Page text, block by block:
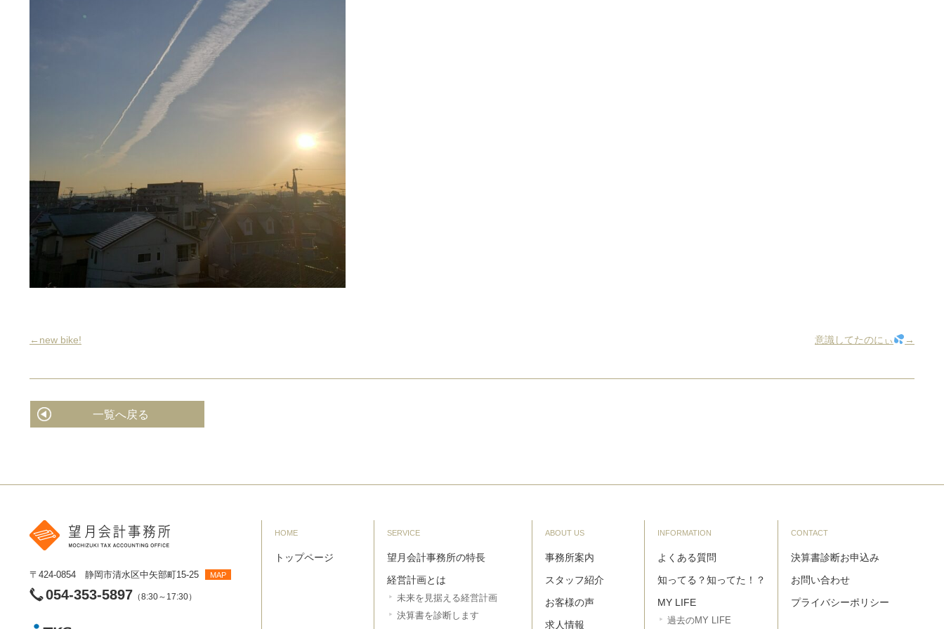
←new bike! 意識してたのにぃ →
一覧へ戻る
HOME
トップページ
SERVICE
望月会計事務所の特長
経営計画とは
未来を見据える経営計画
決算書を診断します
ABOUT US
事務所案内
スタッフ紹介
お客様の声
求人情報
INFORMATION
よくある質問
知ってる？知ってた！？
MY LIFE
過去のMY LIFE
CONTACT
決算書診断お申込み
お問い合わせ
プライバシーポリシー
〒424-0854 静岡市清水区中矢部町15-25 MAP
054-353-5897 （8:30～17:30）